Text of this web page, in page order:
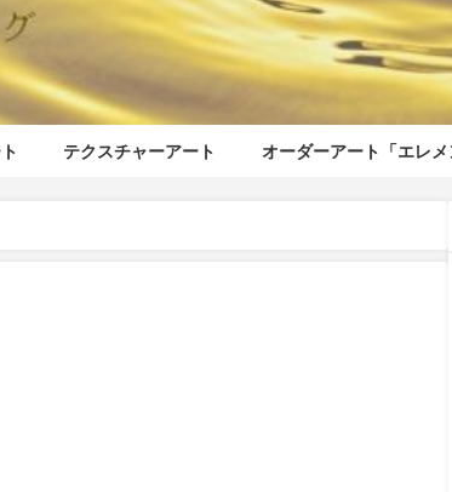
テクスチャーアート オーダーアート「エレメ